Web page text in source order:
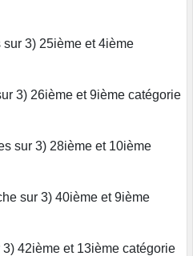
3) 25ième et 4ième
3) 26ième et 9ième catégorie
sur 3) 28ième et 10ième
sur 3) 40ième et 9ième
42ième et 13ième catégorie